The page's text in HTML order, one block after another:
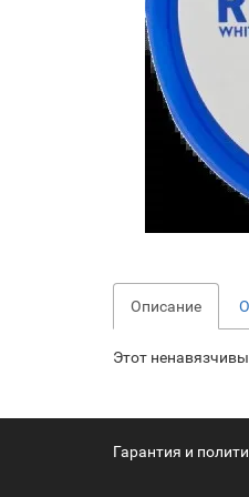
Описание
Этот
Гарантия и